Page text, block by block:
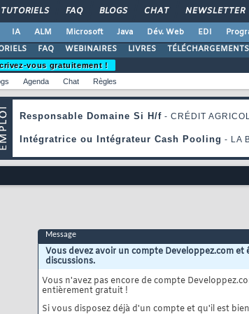
TUTORIELS FAQ BLOGS CHAT NEWSLETTER
IA ALM Microsoft Java Dév. Web EDI
FAQ WEBINAIRES LIVRES TÉLÉCHARGEMENTS
vous gratuitement !
Agenda Chat Règles
Message
Vous devez avoir un compte Developpez.com
discussions.
Vous n'avez pas encore de compte
entièrement gratuit !
Si vous disposez déjà d'un compte et qu'il est